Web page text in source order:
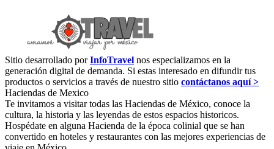
Sitio desarrollado porInfoTravel nos especializamos en la
generación digital de demanda. Si estas interesado en difundir tus
productos o servicios a través de nuestro sitio contáctanos aquí >
Haciendas de Mexico
Te invitamos a visitar todas las Haciendas de México, conoce la
cultura, la historia y las leyendas de estos espacios historicos.
Hospédate en alguna Hacienda de la época colinial que se han
convertido en hoteles y restaurantes con las mejores experiencias de